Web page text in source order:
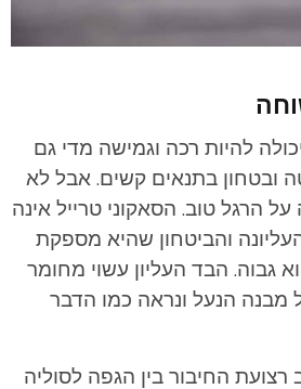
להיות רכה וגמישה מדי גם
ובטחון בתנאים קשים. אבל לא
הרגל טוב. הסאקוני טרייל אינה
והביטחון שהיא מספקת
גבוה. הבד העליון עשוי מחומר
מבנה הנעל ונראה כמו הדבר
– סביב רצועת החיבור בין הגפה לסוליה